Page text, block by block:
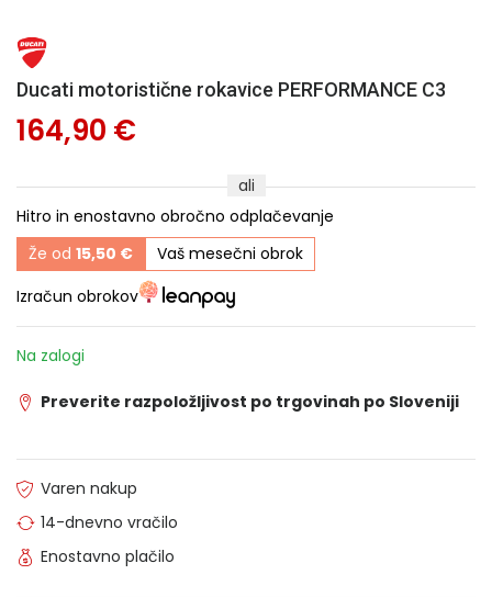
Ducati motoristične rokavice PERFORMANCE C3
164,90 €
ali
Hitro in enostavno obročno odplačevanje
Že od 15,50 €
Vaš mesečni obrok
Izračun obrokov
Na zalogi
Preverite razpoložljivost po trgovinah po Sloveniji
Varen nakup
14-dnevno vračilo
Enostavno plačilo